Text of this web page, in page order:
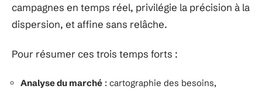
campagnes en temps réel, privilégie la précision à la
dispersion, et affine sans relâche.
Pour résumer ces trois temps forts :
Analyse du marché : cartographie des besoins,